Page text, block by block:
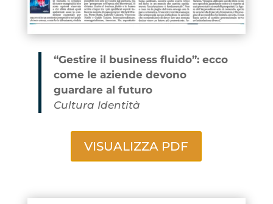
“Gestire il business fluido”: ecco
come le aziende devono
guardare al futuro
Cultura Identità
VISUALIZZA PDF